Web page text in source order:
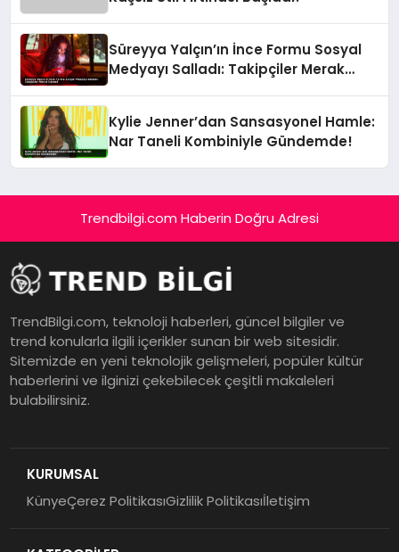
Süreyya Yalçın’ın İnce Formu Sosyal
Medyayı Salladı: Takipçiler Merak
Kylie Jenner’dan Sansasyonel Hamle:
Nar Taneli Kombiniyle Gündemde!
Trendbilgi.com Haberin Doğru Adresi
TrendBilgi.com, teknoloji haberleri, güncel bilgiler ve
trend konularla ilgili içerikler sunan bir web sitesidir.
Sitemizde en yeni teknolojik gelişmeleri, popüler kültür
haberlerini ve ilginizi çekebilecek çeşitli makaleleri
bulabilirsiniz.
KURUMSAL
KünyeÇerez PolitikasıGizlilik Politikasıİletişim